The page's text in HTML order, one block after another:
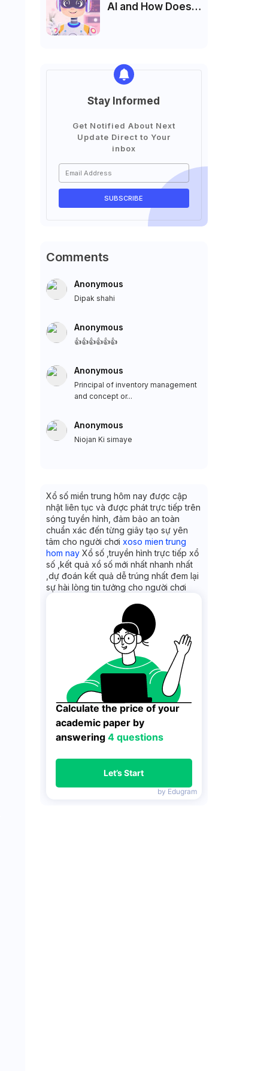
AI and How Does It
Stay Informed
Get Notified About Next
Update Direct to Your
inbox
Comments
Anonymous
Dipak shahi
Anonymous
👍👍👍👍👍👍
Anonymous
Principal of inventory management
and concept or...
Anonymous
Niojan Ki simaye
Xổ số miền trung hôm nay được cập
nhật liên tục và được phát trực tiếp trên
sóng tuyền hình, đảm bảo an toàn
chuẩn xác đến từng giây tạo sự yên
tâm cho người chơi xoso mien trung
hom nayXổ số ,truyền hình trực tiếp xổ
số ,kết quả xổ số mới nhất nhanh nhất
,dự đoán kết quả dễ trúng nhất đem lại
sự hài lòng tin tưởng cho người chơi
Calculate the price of your
academic paper by
answering 4 questions
Let’s Start
by Edugram